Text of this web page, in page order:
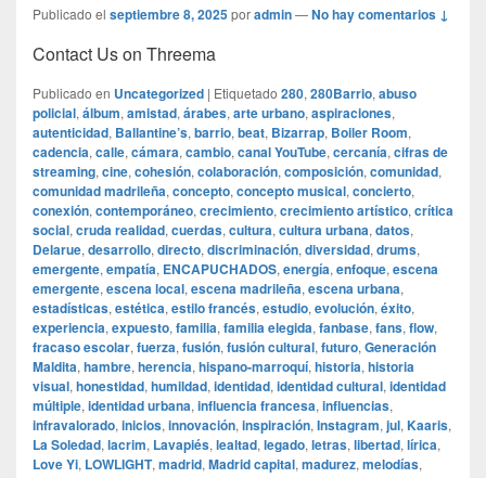
Publicado el septiembre 8, 2025poradmin—No hay comentarios ↓
Contact Us on Threema
Publicado en Uncategorized | Etiquetado 280, 280Barrio, abuso
policial, álbum, amistad, árabes, arte urbano, aspiraciones,
autenticidad, Ballantine’s, barrio, beat, Bizarrap, Boiler Room,
cadencia, calle, cámara, cambio, canal YouTube, cercanía, cifras de
streaming, cine, cohesión, colaboración, composición, comunidad,
comunidad madrileña, concepto, concepto musical, concierto,
conexión, contemporáneo, crecimiento, crecimiento artístico, crítica
social, cruda realidad, cuerdas, cultura, cultura urbana, datos,
Delarue, desarrollo, directo, discriminación, diversidad, drums,
emergente, empatía, ENCAPUCHADOS, energía, enfoque, escena
emergente, escena local, escena madrileña, escena urbana,
estadísticas, estética, estilo francés, estudio, evolución, éxito,
experiencia, expuesto, familia, familia elegida, fanbase, fans, flow,
fracaso escolar, fuerza, fusión, fusión cultural, futuro, Generación
Maldita, hambre, herencia, hispano-marroquí, historia, historia
visual, honestidad, humildad, identidad, identidad cultural, identidad
múltiple, identidad urbana, influencia francesa, influencias,
infravalorado, inicios, innovación, inspiración, Instagram, jul, Kaaris,
La Soledad, lacrim, Lavapiés, lealtad, legado, letras, libertad, lírica,
Love Yi, LOWLIGHT, madrid, Madrid capital, madurez, melodías,